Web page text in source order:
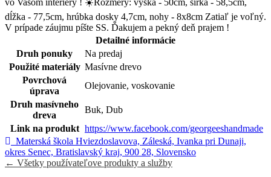
dĺžka - 77,5cm, hrúbka dosky 4,7cm, nohy - 8x8cm Zatiaľ je voľný.
V prípade záujmu píšte SS. Ďakujem a pekný deň prajem !
Detailné informácie
Druh ponuky
Na predaj
Použité materiály Masívne drevo
Povrchová
úprava
Olejovanie, voskovanie
Druh masívneho
dreva
Buk, Dub
Link na produkt https://www.facebook.com/georgeeshandmade
Materská škola Hviezdoslavova, Záleská, Ivanka pri Dunaji,
okres Senec, Bratislavský kraj, 900 28, Slovensko
← Všetky používateľove produkty a služby